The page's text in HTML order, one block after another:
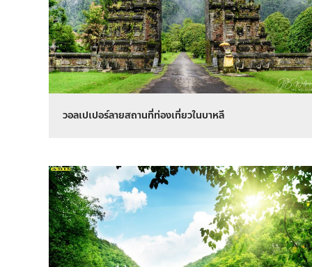
วอลเปเปอร์ลายสถานที่ท่องเที่ยวในบาหลี